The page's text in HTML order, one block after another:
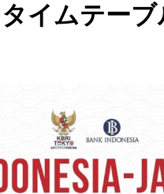
イムテーブ